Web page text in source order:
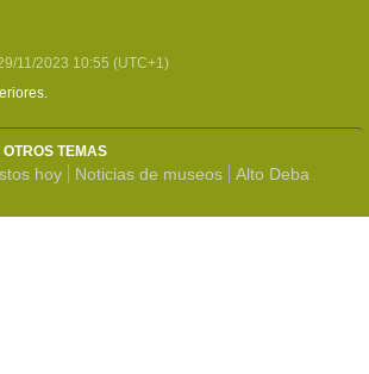
11/2023 10:55 (UTC+1)
TEMAS
hoy Noticias de museos Alto Deba